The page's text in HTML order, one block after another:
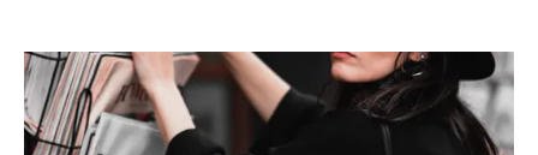
ประชุมของคณะรั